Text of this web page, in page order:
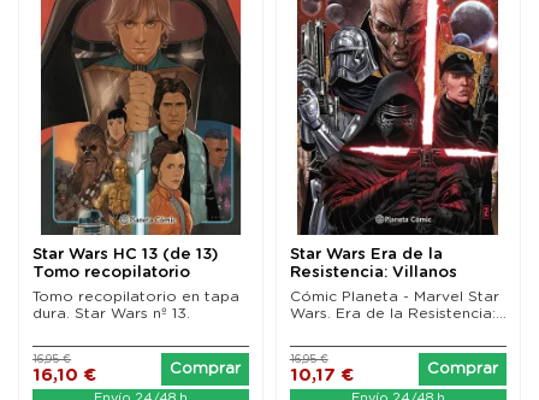
Star Wars HC 13 (de 13)
Tomo recopilatorio
Tomo recopilatorio en tapa
dura. Star Wars nº 13.
16,10 €
16,95 €
Comprar
Star Wars Era de la
Resistencia: Villanos
Cómic Planeta - Marvel Star
Wars. Era de la Resistencia:...
10,17 €
16,95 €
Comprar